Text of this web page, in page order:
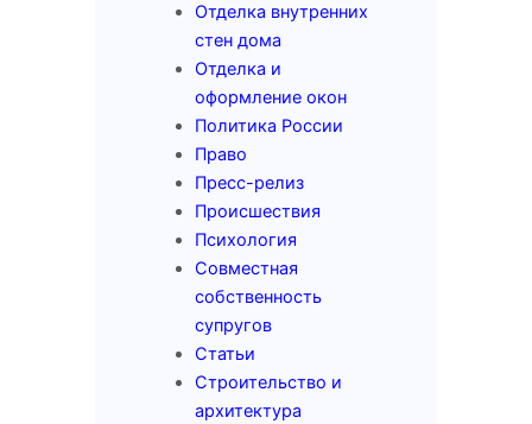
Отделка внутренних
стен дома
Отделка и
оформление окон
Политика России
Право
Пресс-релиз
Происшествия
Психология
Совместная
собственность
супругов
Статьи
Строительство и
архитектура